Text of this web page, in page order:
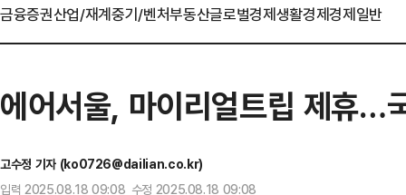
금융증권산업/재계중기/벤처부동산글로벌경제생활경제경제일반
에어서울, 마이리얼트립 제휴…
고수정 기자 (ko0726@dailian.co.kr)
입력 2025.08.18 09:08 수정 2025.08.18 09:08